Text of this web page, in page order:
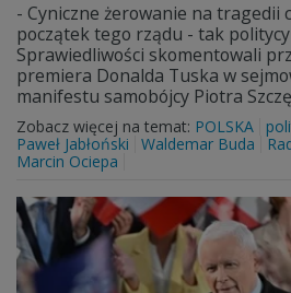
- Cyniczne żerowanie na tragedii
początek tego rządu - tak
Sprawiedliwości skomentowali
premiera Donalda Tuska w
manifestu samobójcy Piotra
Zobacz więcej na temat: POLSKA
Paweł Jabłoński
Waldemar Buda
Marcin Ociepa